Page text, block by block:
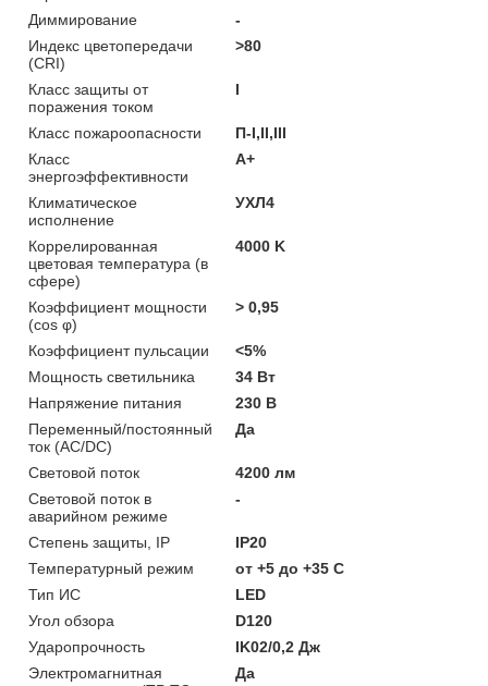
Диммирование
-
Индекс цветопередачи
(CRI)
>80
Класс защиты от
поражения током
I
Класс пожароопасности
П-I,II,ІІІ
Класс
энергоэффективности
A+
Климатическое
исполнение
УХЛ4
Коррелированная
цветовая температура (в
сфере)
4000 K
Коэффициент мощности
(cos φ)
> 0,95
Коэффициент пульсации
<5%
Мощность светильника
34 Вт
Напряжение питания
230 В
Переменный/постоянный
ток (AC/DC)
Да
Световой поток
4200 лм
Световой поток в
аварийном режиме
-
Степень защиты, IP
IP20
Температурный режим
от +5 до +35 C
Тип ИС
LED
Угол обзора
D120
Ударопрочность
IK02/0,2 Дж
Электромагнитная
Да